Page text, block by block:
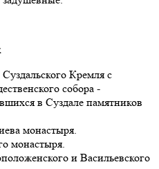
Кремля с
собора -
в Суздале памятников
монастыря.
монастыря.
и Васильевского